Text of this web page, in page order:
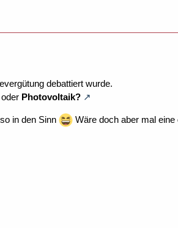
debattiert wurde.
Photovoltaik?
in den Sinn Wäre doch aber mal eine